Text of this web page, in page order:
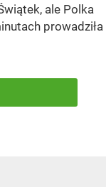
ale Polka
prowadziła